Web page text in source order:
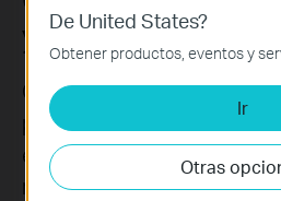
y sencilla
Coloca el repetidor Wi-Fi
presiona en ambos el
extensión de la red. Una
repetidor Wi-Fi RE200 a la
De United States?
Obtener productos, eventos y
Ir
Otras
Cookies Básicas
Estas cookies son necesarias
del sitio web y no pueden
Cookies de Análisis y de
Las cookies de análisis nos
actividades en nuestro sitio web
adaptar la funcionalidad del